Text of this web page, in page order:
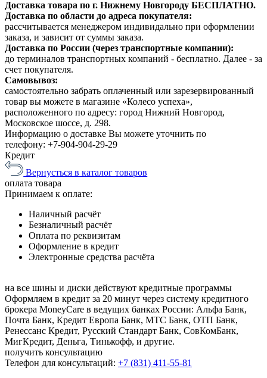
Доставка товара по г. Нижнему Новгороду БЕСПЛАТНО.
Доставка по области до адреса покупателя:
рассчитывается менеджером индивидально при оформлении
заказа, и зависит от суммы заказа.
Доставка по России (через транспортные компании):
до терминалов транспортных компаний - бесплатно. Далее - за
счет покупателя.
Самовывоз:
самостоятельно забрать оплаченный или зарезервированный
товар вы можете в магазине «Колесо успеха»,
расположенного по адресу: город Нижний Новгород,
Московское шоссе, д. 298.
Информацию о доставке Вы можете уточнить по
телефону: +7-904-904-29-29
Кредит
Вернусться в каталог товаров
оплата товара
Принимаем к оплате:
Наличный расчёт
Безналичный расчёт
Оплата по реквизитам
Оформление в кредит
Электронные средства расчёта
на все шины и диски действуют кредитные программы
Оформляем в кредит за 20 минут через систему кредитного
брокера MoneyCare в ведущих банках России: Альфа Банк,
Почта Банк, Кредит Европа Банк, МТС Банк, ОТП Банк,
Ренессанс Кредит, Русский Стандарт Банк, СовКомБанк,
МигКредит, Деньга, Тинькофф, и другие.
получить консультацию
Телефон для консультаций: +7 (831) 411-55-81